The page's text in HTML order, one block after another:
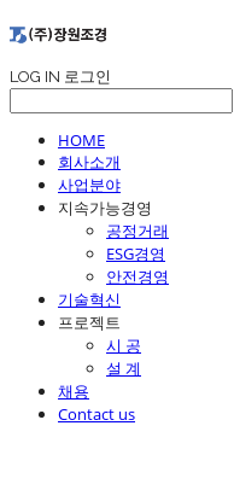
LOG IN 로그인
HOME
회사소개
사업분야
지속가능경영
공정거래
ESG경영
안전경영
기술혁신
프로젝트
시 공
설 계
채용
Contact us